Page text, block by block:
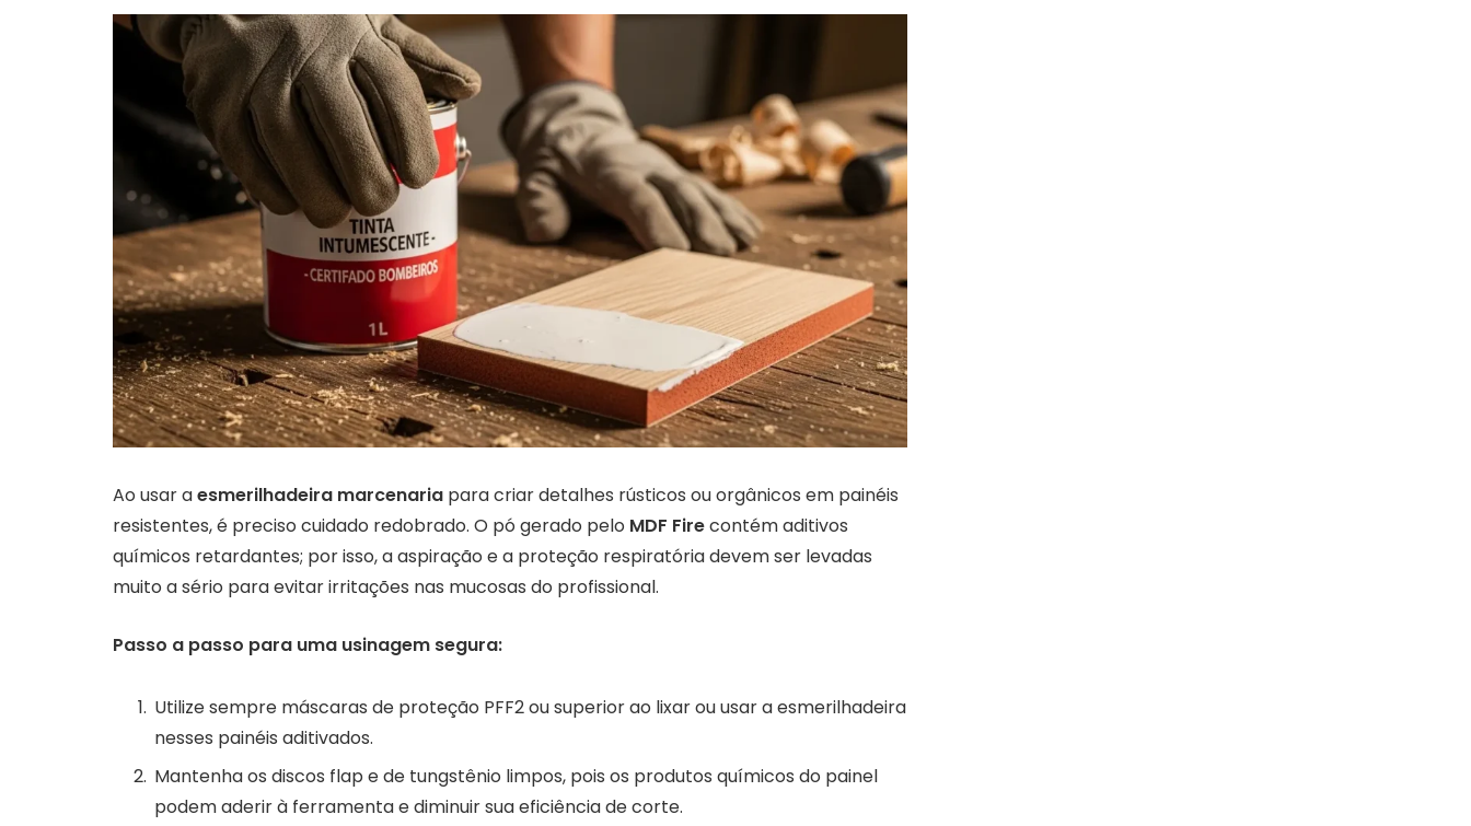
Ao usar aesmerilhadeira marcenaria para criar detalhes rústicos ou orgânicos em painéis
resistentes, é preciso cuidado redobrado. O pó gerado pelo MDF Firecontém aditivos
químicos retardantes; por isso, a aspiração e a proteção respiratória devem ser levadas
muito a sério para evitar irritações nas mucosas do profissional.
Passo a passo para uma usinagem segura:
Utilize sempre máscaras de proteção PFF2 ou superior ao lixar ou usar a esmerilhadeira
nesses painéis aditivados.
Mantenha os discos flap e de tungstênio limpos, pois os produtos químicos do painel
podem aderir à ferramenta e diminuir sua eficiência de corte.